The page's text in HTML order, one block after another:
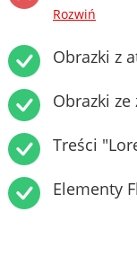
Rozwiń
Obrazki z
Obrazki
Treści
Elementy